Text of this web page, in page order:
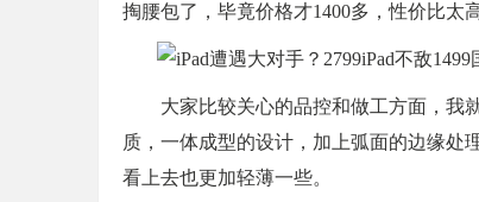
掏腰包了，毕竟价格才1400多，性价比太高
大家比较关心的品控和做工方面，我
质，一体成型的设计，加上弧面的边缘处
看上去也更加轻薄一些。